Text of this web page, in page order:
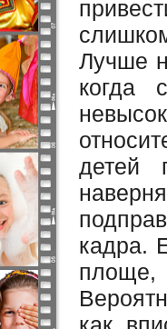
Лучше
когда
детей
кадра.